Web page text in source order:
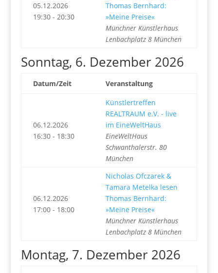
05.12.2026
19:30 - 20:30
Thomas Bernhard:
»Meine Preise«
Münchner Künstlerhaus
Lenbachplatz 8 München
Sonntag, 6. Dezember 2026
Datum/Zeit Veranstaltung
06.12.2026
16:30 - 18:30
Künstlertreffen
REALTRAUM e.V. - live
im EineWeltHaus
EineWeltHaus
Schwanthalerstr. 80
München
06.12.2026
17:00 - 18:00
Nicholas Ofczarek &
Tamara Metelka lesen
Thomas Bernhard:
»Meine Preise«
Münchner Künstlerhaus
Lenbachplatz 8 München
Montag, 7. Dezember 2026